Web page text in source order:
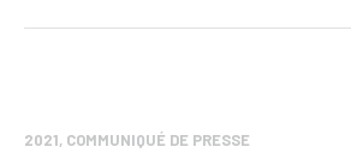
2021, COMMUNIQUÉ DE PRESSE